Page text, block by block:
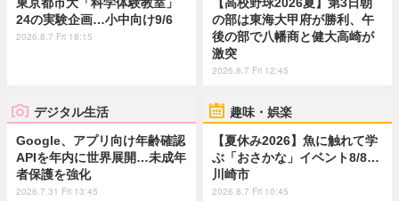
東京都市大「科学体験教室」
24の実験企画…小中向け9/6
2026.8.7 Fri 18:15
【高校野球2026夏】第3日朝
の部は東海大甲府が勝利、午
後の部で八幡商と健大高崎が
激突
2026.8.7 Fri 12:45
デジタル生活
Google、アプリ向け年齢確認
APIを年内に世界展開…未成年
者保護を強化
2026.7.31 Fri 13:45
趣味・娯楽
【夏休み2026】魚に触れて学
ぶ「おさかな」イベント8/8…
川崎市
2026.8.7 Fri 10:45